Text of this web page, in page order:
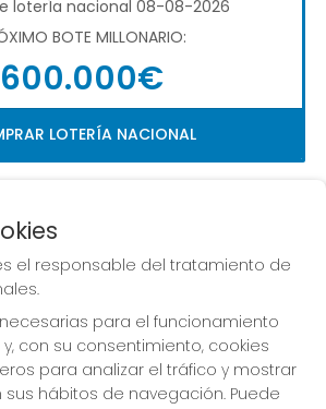
loterÍa nacional 08-08-2026
BOTE MILLONARIO:
600.000€
LOTERÍA NACIONAL
del día 10-08-2026
BOTE MILLONARIO:
20.000€
el responsable del tratamiento de
para el funcionamiento
con su consentimiento, cookies
para analizar el tráfico y mostrar
hábitos de navegación. Puede